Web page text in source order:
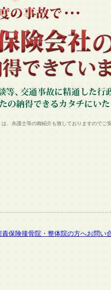
、弁護士等の御紹介も致しておりますのでご
責保険接骨院・整体院の方へお問い